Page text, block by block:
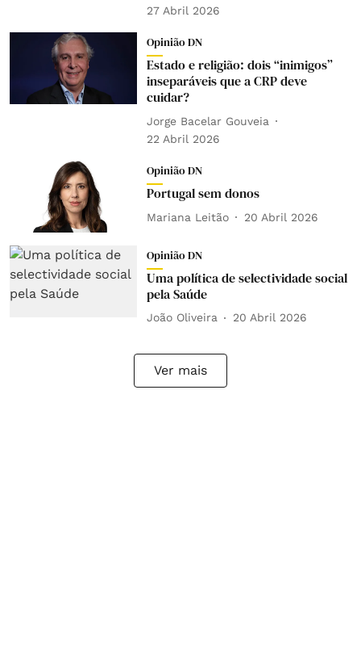
27 Abril 2026
Opinião DN
Estado e religião: dois “inimigos”
inseparáveis que a CRP deve
cuidar?
Jorge Bacelar Gouveia
22 Abril 2026
Opinião DN
Portugal sem donos
Mariana Leitão 20 Abril 2026
Opinião DN
Uma política de selectividade social
pela Saúde
João Oliveira 20 Abril 2026
Ver mais